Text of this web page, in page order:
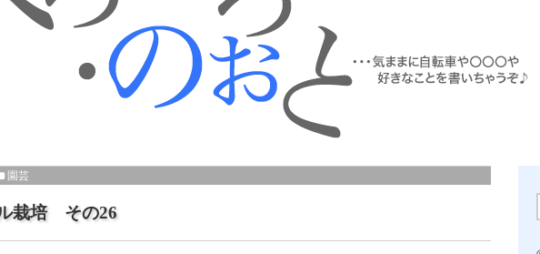
園芸
栽培 その26